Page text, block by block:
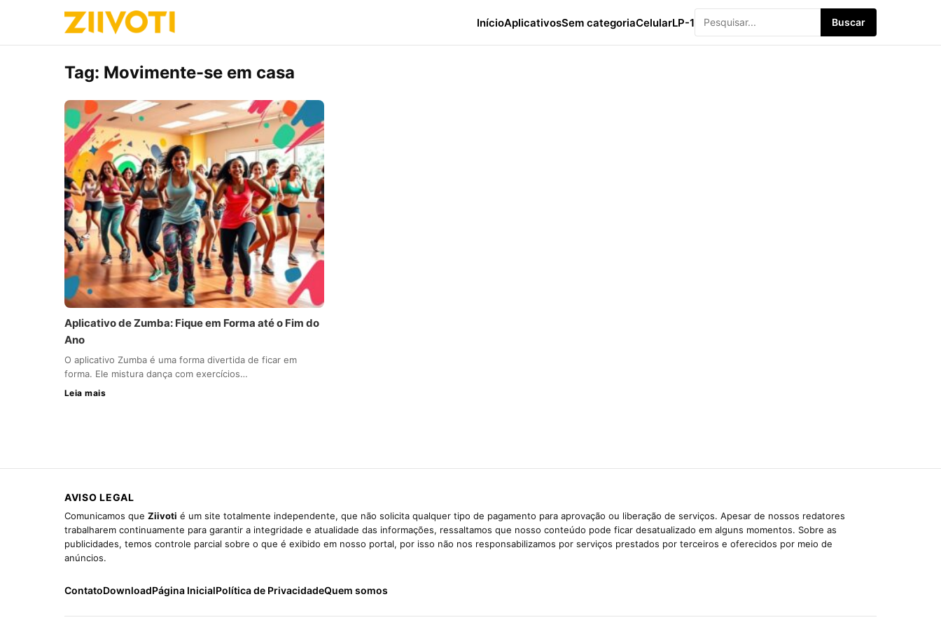
InícioAplicativosSem categoriaCelularLP-1 Buscar
Tag: Movimente-se em casa
Aplicativo de Zumba: Fique em Forma até o Fim do
Ano
O aplicativo Zumba é uma forma divertida de ficar em
forma. Ele mistura dança com exercícios…
Leia mais
AVISO LEGAL
Comunicamos que Ziivoti é um site totalmente independente, que não solicita qualquer tipo de pagamento para aprovação ou liberação de serviços. Apesar de nossos redatores
trabalharem continuamente para garantir a integridade e atualidade das informações, ressaltamos que nosso conteúdo pode ficar desatualizado em alguns momentos. Sobre as
publicidades, temos controle parcial sobre o que é exibido em nosso portal, por isso não nos responsabilizamos por serviços prestados por terceiros e oferecidos por meio de
anúncios.
ContatoDownloadPágina InicialPolítica de PrivacidadeQuem somos